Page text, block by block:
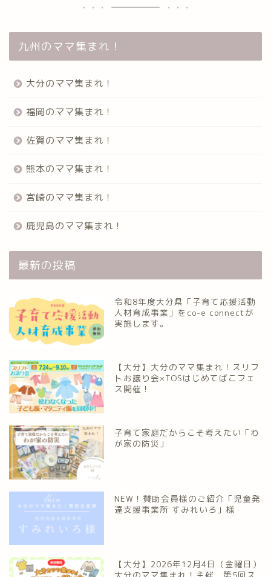
九州のママ集まれ！
大分のママ集まれ！
福岡のママ集まれ！
佐賀のママ集まれ！
熊本のママ集まれ！
宮崎のママ集まれ！
鹿児島のママ集まれ！
最新の投稿
令和8年度大分県「子育て応援活動
人材育成事業」をco-e connectが
実施します。
【大分】大分のママ集まれ！スリフ
トお譲り会×TOSはじめてばこフェ
ス開催！
子育て家庭だからこそ考えたい「わ
が家の防災」
NEW！賛助会員様のご紹介「児童発
達支援事業所 すみれいろ」様
【大分】2026年12月4日（金曜日）
大分のママ集まれ！主催 第5回ス